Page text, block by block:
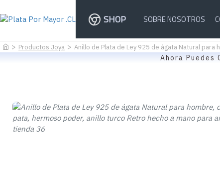
SHOP SOBRE NOSOTROS
Productos Joya Anillo de Plata de Ley 925 de ágata Natural
Ahora Puedes